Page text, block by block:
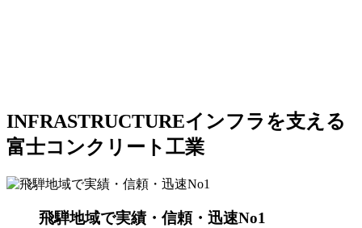
INFRASTRUCTUREインフラを支える
富士コンクリート工業
飛騨地域で実績・信頼・迅速No1